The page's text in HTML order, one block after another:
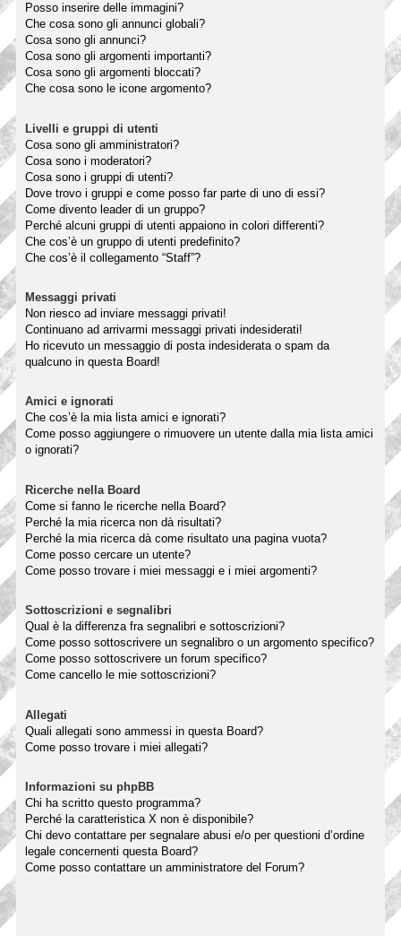
Posso inserire delle immagini?
Che cosa sono gli annunci globali?
Cosa sono gli annunci?
Cosa sono gli argomenti importanti?
Cosa sono gli argomenti bloccati?
Che cosa sono le icone argomento?
Livelli e gruppi di utenti
Cosa sono gli amministratori?
Cosa sono i moderatori?
Cosa sono i gruppi di utenti?
Dove trovo i gruppi e come posso far parte di uno di essi?
Come divento leader di un gruppo?
Perché alcuni gruppi di utenti appaiono in colori differenti?
Che cos’è un gruppo di utenti predefinito?
Che cos’è il collegamento “Staff”?
Messaggi privati
Non riesco ad inviare messaggi privati!
Continuano ad arrivarmi messaggi privati indesiderati!
Ho ricevuto un messaggio di posta indesiderata o spam da
qualcuno in questa Board!
Amici e ignorati
Che cos’è la mia lista amici e ignorati?
Come posso aggiungere o rimuovere un utente dalla mia lista amici
o ignorati?
Ricerche nella Board
Come si fanno le ricerche nella Board?
Perché la mia ricerca non dà risultati?
Perché la mia ricerca dà come risultato una pagina vuota?
Come posso cercare un utente?
Come posso trovare i miei messaggi e i miei argomenti?
Sottoscrizioni e segnalibri
Qual è la differenza fra segnalibri e sottoscrizioni?
Come posso sottoscrivere un segnalibro o un argomento specifico?
Come posso sottoscrivere un forum specifico?
Come cancello le mie sottoscrizioni?
Allegati
Quali allegati sono ammessi in questa Board?
Come posso trovare i miei allegati?
Informazioni su phpBB
Chi ha scritto questo programma?
Perché la caratteristica X non è disponibile?
Chi devo contattare per segnalare abusi e/o per questioni d’ordine
legale concernenti questa Board?
Come posso contattare un amministratore del Forum?